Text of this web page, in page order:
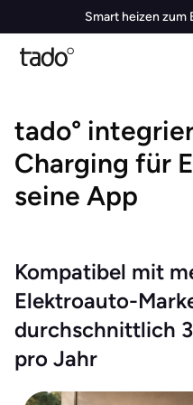
Smart heizen zum
tado°
Charging für
seine App
Kompatibel mit
Elektroauto-
durchschnittlich
pro Jahr